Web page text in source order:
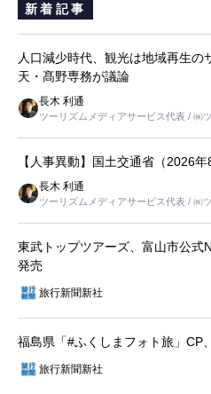
新着記事
人口減少時代、観光は地域再生
天・髙野専務が議論
長木 利通
ツーリズムメディアサービス代表 / ㈱
【人事異動】国土交通省（2026
長木 利通
ツーリズムメディアサービス代表 / ㈱
東武トップツアーズ、富山市公式
発売
旅行新聞新社
福島県「#ふくしまフォト旅」CP
旅行新聞新社